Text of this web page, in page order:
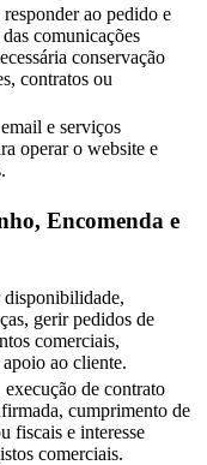
ao pedido e
comunicações
conservação
contratos ou
e serviços
operar o website e
Encomenda e
disponibilidade,
gerir pedidos de
comerciais,
ao cliente.
de contrato
cumprimento de
fiscais e interesse
comerciais.